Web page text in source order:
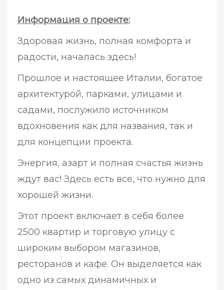
Информация о проекте:
Здоровая жизнь, полная комфорта и
радости, началась здесь!
Прошлое и настоящее Италии, богатое
архитектурой, парками, улицами и
садами, послужило источником
вдохновения как для названия, так и
для концепции проекта.
Энергия, азарт и полная счастья жизнь
ждут вас! Здесь есть все, что нужно для
хорошей жизни.
Этот проект включает в себя более
2500 квартир и торговую улицу с
широким выбором магазинов,
ресторанов и кафе. Он выделяется как
одно из самых динамичных и